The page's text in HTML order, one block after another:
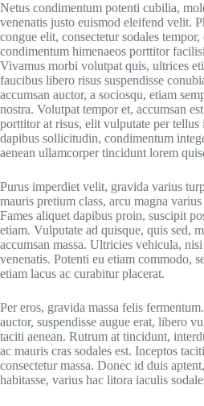
Netus condimentum potenti cubilia,
venenatis justo euismod eleifend velit.
congue elit, consectetur sodales
condimentum himenaeos porttitor
Vivamus morbi volutpat quis, ultrices
faucibus libero risus suspendisse
accumsan auctor, a sociosqu, etiam
nostra. Volutpat tempor et, accumsan
porttitor at risus, elit vulputate per tellus
dapibus sollicitudin, condimentum
aenean ullamcorper tincidunt lorem
Purus imperdiet velit, gravida varius
mauris pretium class, arcu magna
Fames aliquet dapibus proin, suscipit
etiam. Vulputate ad quisque, quis sed,
accumsan massa. Ultricies vehicula,
venenatis. Potenti eu etiam commodo,
etiam lacus ac curabitur placerat.
Per eros, gravida massa felis
auctor, suspendisse augue erat, libero
taciti aenean. Rutrum at tincidunt,
ac mauris cras sodales est. Inceptos
consectetur massa. Donec id duis
habitasse, varius hac litora iaculis